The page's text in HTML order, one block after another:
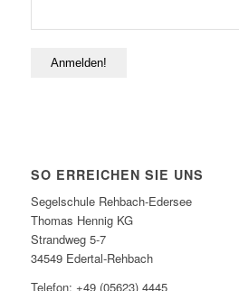
SO ERREICHEN SIE UNS
Segelschule Rehbach-Edersee
Thomas Hennig KG
Strandweg 5-7
34549 Edertal-Rehbach
Telefon: +49 (05623) 4445